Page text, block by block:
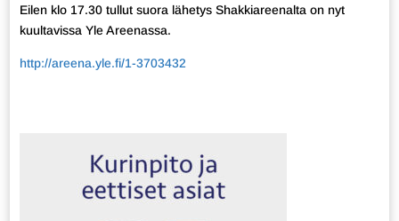
Eilen klo 17.30 tullut suora lähetys Shakkiareenalta on nyt
kuultavissa Yle Areenassa.
http://areena.yle.fi/1-3703432